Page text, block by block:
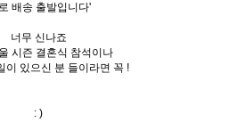
배송 출발입니다'
너무 신나죠
시즌 결혼식 참석이나
이 있으신 분 들이라면 꼭 !
: )